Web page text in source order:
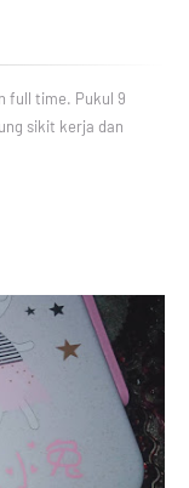
full time. Pukul 9
sikit kerja dan